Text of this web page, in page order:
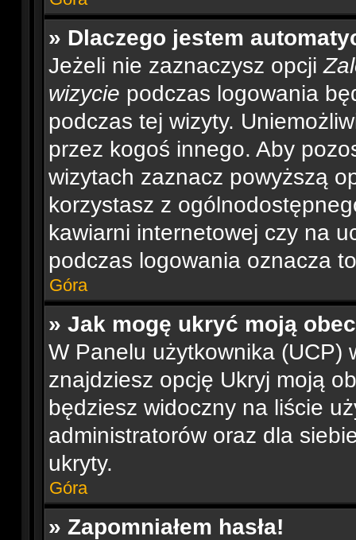
» Dlaczego jestem
Jeżeli nie zaznaczysz opcji
wizycie podczas logowania
podczas tej wizyty.
przez kogoś innego. Aby
wizytach zaznacz powyższą
korzystasz z
kawiarni internetowej czy na
podczas logowania oznacza
Góra
» Jak mogę ukryć moją
W Panelu użytkownika (UCP)
znajdziesz opcję Ukryj moją
będziesz widoczny na liście
administratorów oraz dla
ukryty.
Góra
» Zapomniałem hasła!